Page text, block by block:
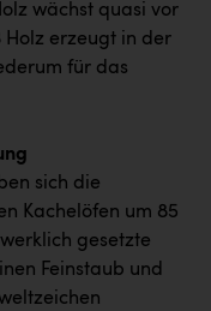
wächst quasi vor
Holz erzeugt in der
für das
sich die
Kachelöfen um 85
gesetzte
Feinstaub und